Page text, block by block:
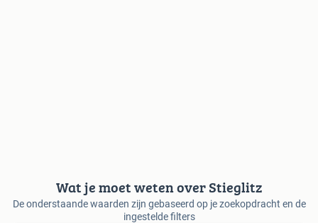
Wat je moet weten over Stieglitz
De onderstaande waarden zijn gebaseerd op je zoekopdracht en de
ingestelde filters